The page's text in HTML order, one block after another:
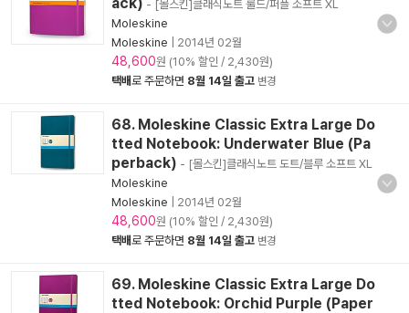
- [몰스킨]클래식노트 룰드/퍼플 소프트 XL
Moleskine
Moleskine
2014년 02월
48,600원 (10% 할인 / 2,430원)
택배로 주문하면 8월 14일 출고 변경
68. Moleskine Classic Extra Large Do
tted Notebook: Underwater Blue (Pa
perback) - [몰스킨]클래식노트 도트/블루 소프트 XL
Moleskine
Moleskine
2014년 02월
48,600원 (10% 할인 / 2,430원)
택배로 주문하면 8월 14일 출고 변경
69. Moleskine Classic Extra Large Do
tted Notebook: Orchid Purple (Paper